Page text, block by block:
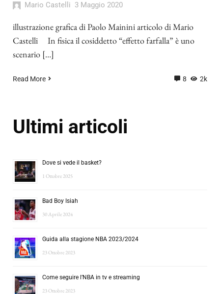
Mario Castelli 3 Maggio 2020
illustrazione grafica di Paolo Mainini articolo di Mario
Castelli In fisica il cosiddetto “effetto farfalla” è uno
scenario […]
Read More 8 2k
Ultimi articoli
Dove si vede il basket?
1 Ottobre 2025
Bad Boy Isiah
30 Aprile 2024
Guida alla stagione NBA 2023/2024
23 Ottobre 2023
Come seguire l’NBA in tv e streaming
23 Ottobre 2023